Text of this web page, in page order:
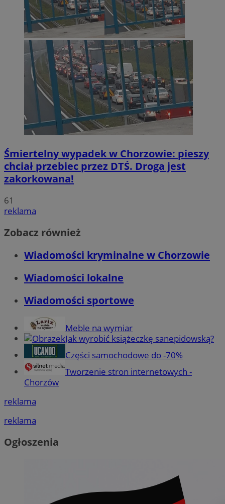
Śmiertelny wypadek w Chorzowie: pieszy
chciał przebiec przez DTŚ. Droga jest
zakorkowana!
61
reklama
Zobacz również
Wiadomości kryminalne w Chorzowie
Wiadomości lokalne
Wiadomości sportowe
Meble na wymiar
Jak wyrobić książeczkę sanepidowską?
Części samochodowe do -70%
Tworzenie stron internetowych -
Chorzów
reklama
reklama
Ogłoszenia